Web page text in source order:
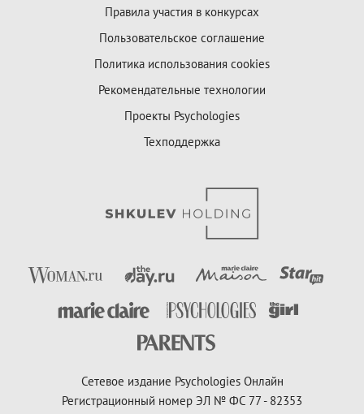
Правила участия в конкурсах
Пользовательское соглашение
Политика использования cookies
Рекомендательные технологии
Проекты Psychologies
Техподдержка
Сетевое издание Psychologies Онлайн
Регистрационный номер ЭЛ № ФС 77 - 82353